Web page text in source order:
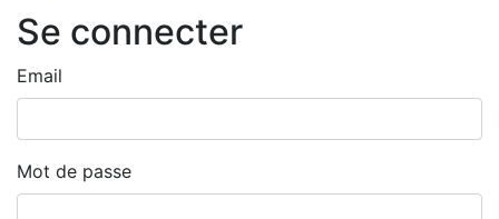
Se connecter
Email
Mot de passe